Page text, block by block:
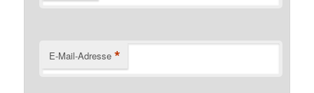
E-Mail-Adresse *